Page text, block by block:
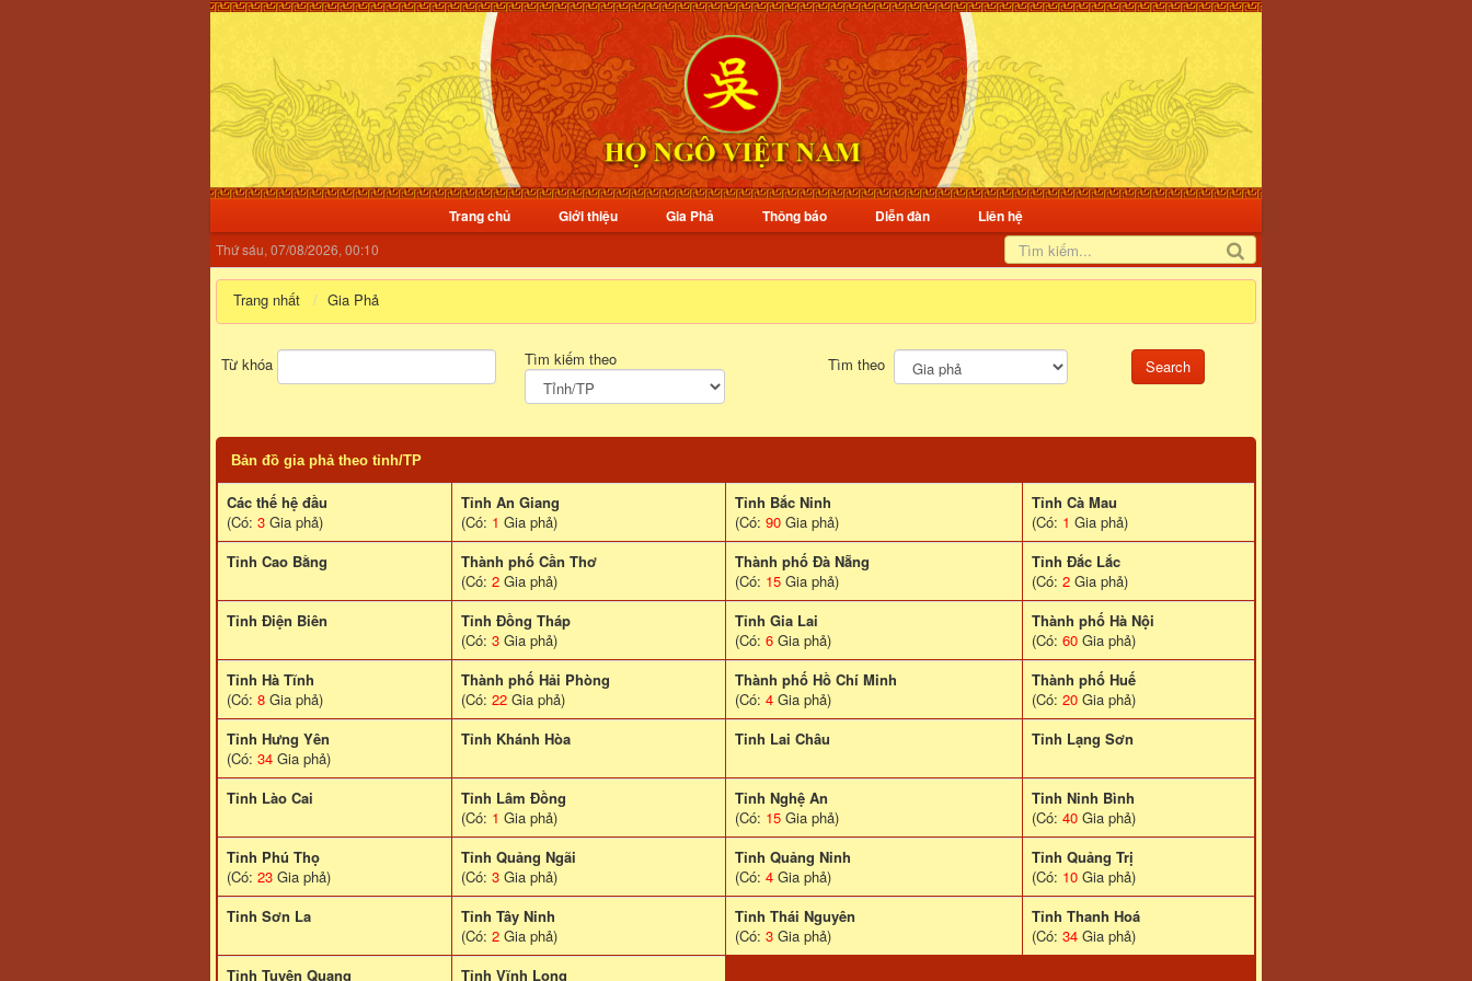
Trang chủ Giới thiệu Gia Phả Thông báo Diễn đàn Liên hệ
Thứ sáu, 07/08/2026, 00:10
Trang nhất Gia Phả
Từ khóa Tìm kiếm theo Tìm theo
Bản đồ gia phả theo tỉnh/TP
Các thế hệ đầu
(Có: 3 Gia phả)
Tỉnh An Giang
(Có: 1 Gia phả)
Tỉnh Bắc Ninh
(Có: 90 Gia phả)
Tỉnh Cà Mau
(Có: 1 Gia phả)
Tỉnh Cao Bằng
Thành phố Cần Thơ
(Có: 2 Gia phả)
Thành phố Đà Nẵng
(Có: 15 Gia phả)
Tỉnh Đắc Lắc
(Có: 2 Gia phả)
Tỉnh Điện Biên
Tỉnh Đồng Tháp
(Có: 3 Gia phả)
Tỉnh Gia Lai
(Có: 6 Gia phả)
Thành phố Hà Nội
(Có: 60 Gia phả)
Tỉnh Hà Tĩnh
(Có: 8 Gia phả)
Thành phố Hải Phòng
(Có: 22 Gia phả)
Thành phố Hồ Chí Minh
(Có: 4 Gia phả)
Thành phố Huế
(Có: 20 Gia phả)
Tỉnh Hưng Yên
(Có: 34 Gia phả)
Tỉnh Khánh Hòa Tinh Lai Châu Tỉnh Lạng Sơn
Tỉnh Lào Cai
Tỉnh Lâm Đồng
(Có: 1 Gia phả)
Tỉnh Nghệ An
(Có: 15 Gia phả)
Tinh Ninh Bình
(Có: 40 Gia phả)
Tỉnh Phú Thọ
(Có: 23 Gia phả)
Tỉnh Quảng Ngãi
(Có: 3 Gia phả)
Tỉnh Quảng Ninh
(Có: 4 Gia phả)
Tỉnh Quảng Trị
(Có: 10 Gia phả)
Tinh Sơn La
Tỉnh Tây Ninh
(Có: 2 Gia phả)
Tỉnh Thái Nguyên
(Có: 3 Gia phả)
Tỉnh Thanh Hoá
(Có: 34 Gia phả)
Tỉnh Tuyên Quang
Tỉnh Vĩnh Long